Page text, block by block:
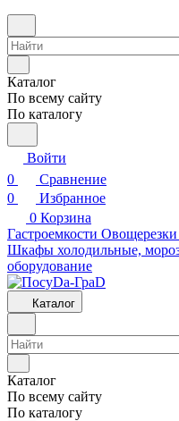
Каталог
По всему сайту
По каталогу
Войти
0
Сравнение
0
Избранное
0 Корзина
Гастроемкости Овощерезки
Шкафы холодильные,
оборудование
Каталог
Каталог
По всему сайту
По каталогу